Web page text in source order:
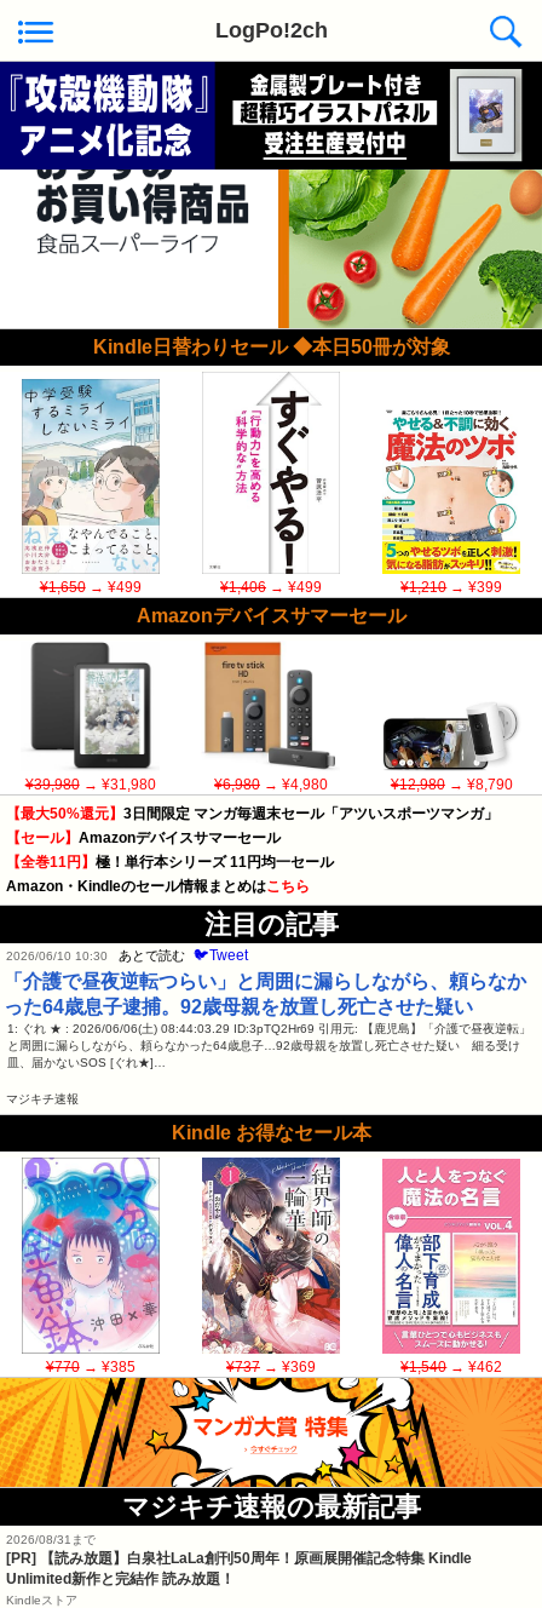
LogPo!2ch
Kindle日替わりセール ◆本日50冊が対象
¥1,650→ ¥499 ¥1,406→ ¥499 ¥1,210→ ¥399
Amazonデバイスサマーセール
¥39,980→ ¥31,980 ¥6,980→ ¥4,980 ¥12,980→ ¥8,790
【最大50%還元】 3日間限定 マンガ毎週末セール「アツいスポーツマンガ」
【セール】 Amazonデバイスサマーセール
【全巻11円】 極！単行本シリーズ 11円均一セール
Amazon・Kindleのセール情報まとめはこちら
注目の記事
2026/06/10 10:30 あとで読む 🐦Tweet
「介護で昼夜逆転つらい」と周囲に漏らしながら、頼らなか
った64歳息子逮捕。92歳母親を放置し死亡させた疑い
1: ぐれ ★ : 2026/06/06(土) 08:44:03.29 ID:3pTQ2Hr69 引用元: 【鹿児島】「介護で昼夜逆転」
と周囲に漏らしながら、頼らなかった64歳息子…92歳母親を放置し死亡させた疑い 細る受け
皿、届かないSOS [ぐれ★]…
マジキチ速報
Kindle お得なセール本
¥770→ ¥385 ¥737→ ¥369 ¥1,540→ ¥462
マジキチ速報の最新記事
2026/08/31まで
[PR]
【読み放題】白泉社LaLa創刊50周年！原画展開催記念特集 Kindle
Unlimited新作と完結作 読み放題！
Kindleストア